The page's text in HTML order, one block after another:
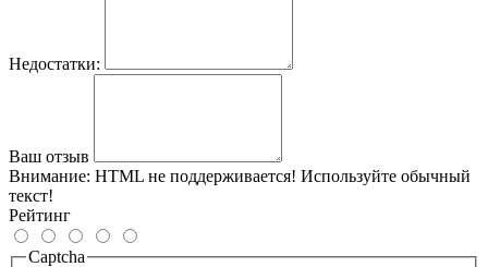
Недостатки:
Ваш отзыв
Внимание: HTML не поддерживается! Используйте обычный
текст!
Рейтинг
Captcha